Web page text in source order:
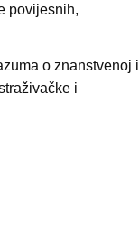
povijesnih,
o znanstvenoj i
i